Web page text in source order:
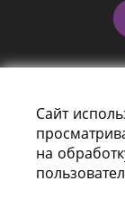
Сайт
на